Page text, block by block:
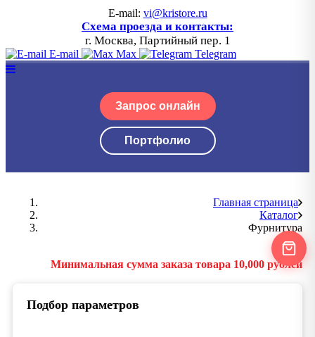
E-mail: vi@kristore.ru
Схема проезда и контакты:
г. Москва, Партийный пер. 1
E-mail Max Telegram
Запрос онлайн
Портфолио
Главная страница
Каталог
Фурнитура
Минимальная сумма заказа товара 10,000 рублей
Подбор параметров